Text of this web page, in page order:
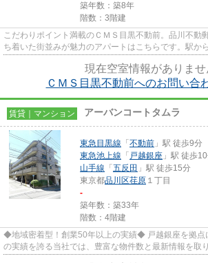
築年数：築8年
階数：3階建
こだわりポイント満載のＣＭＳ目黒不動前。品川不動
ち着いた街並みが魅力のアパートはこちらです。駅か
現在空室情報がありませ
ＣＭＳ目黒不動前へのお問い合
賃貸｜マンション アーバンコートタムラ
東急目黒線 「 不動前 」駅 徒歩9分
東急池上線 「 戸越銀座 」駅 徒歩
山手線 「 五反田 」駅 徒歩15分
東京都品川区荏原 １丁目
-
築年数：築33年
階数：4階建
◆地域密着型！創業50年以上の実績◆ 戸越銀座を拠点
の実績を誇る当社では、豊富な物件数と最新情報を取